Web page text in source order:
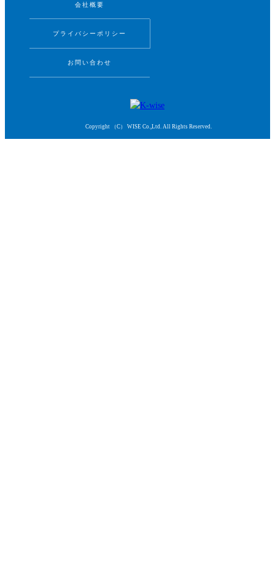
会社概要
プライバシーポリシー
お問い合わせ
Copyright （C） WISE Co.,Ltd. All Rights Reserved.